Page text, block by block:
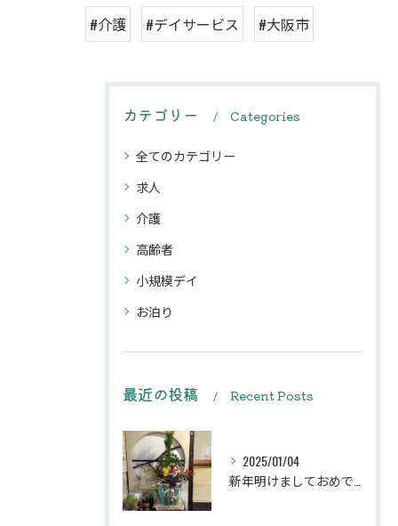
#介護 #デイサービス #大阪市
カテゴリー Categories
全てのカテゴリー
求人
介護
高齢者
小規模デイ
お泊り
最近の投稿 Recent Posts
2025/01/04